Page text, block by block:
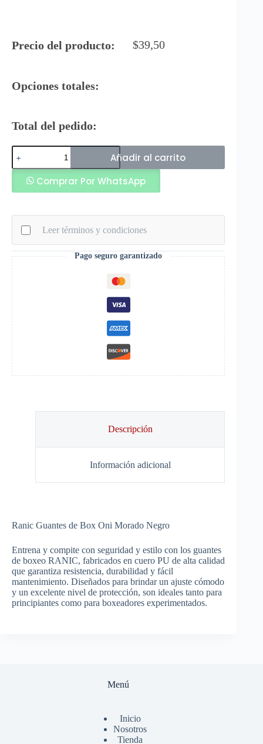
Precio del producto: $39,50
Opciones totales:
Total del pedido:
Ranic
Guantes
de
Oni
Añadir al carrito
Comprar Por WhatsApp
Leer términos y condiciones
Pago seguro garantizado
Descripción
Información adicional
Ranic Guantes de Box Oni Morado Negro
Entrena y compite con seguridad y estilo con los guantes
de boxeo RANIC, fabricados en cuero PU de alta calidad
que garantiza resistencia, durabilidad y fácil
mantenimiento. Diseñados para brindar un ajuste cómodo
y un excelente nivel de protección, son ideales tanto para
principiantes como para boxeadores experimentados.
Menú
Inicio
Nosotros
Tienda